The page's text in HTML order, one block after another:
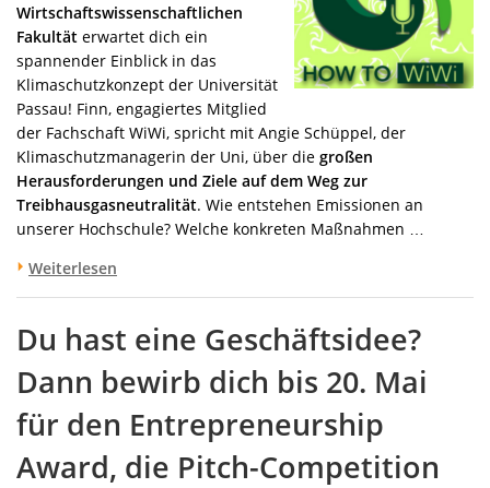
Wirtschaftswissenschaftlichen
Fakultät erwartet dich ein
spannender Einblick in das
Klimaschutzkonzept der Universität
Passau! Finn, engagiertes Mitglied
der Fachschaft WiWi, spricht mit Angie Schüppel, der
Klimaschutzmanagerin der Uni, über die großen
Herausforderungen und Ziele auf dem Weg zur
Treibhausgasneutralität. Wie entstehen Emissionen an
unserer Hochschule? Welche konkreten Maßnahmen …
Weiterlesen
Du hast eine Geschäftsidee?
Dann bewirb dich bis 20. Mai
für den Entrepreneurship
Award, die Pitch-Competition